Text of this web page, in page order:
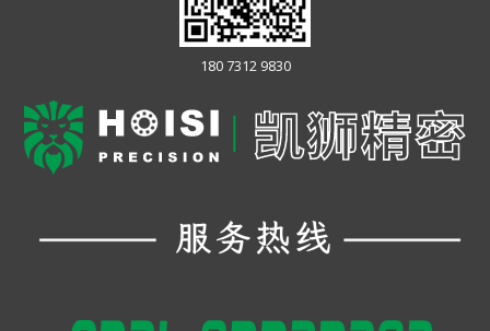
180 7312 9830